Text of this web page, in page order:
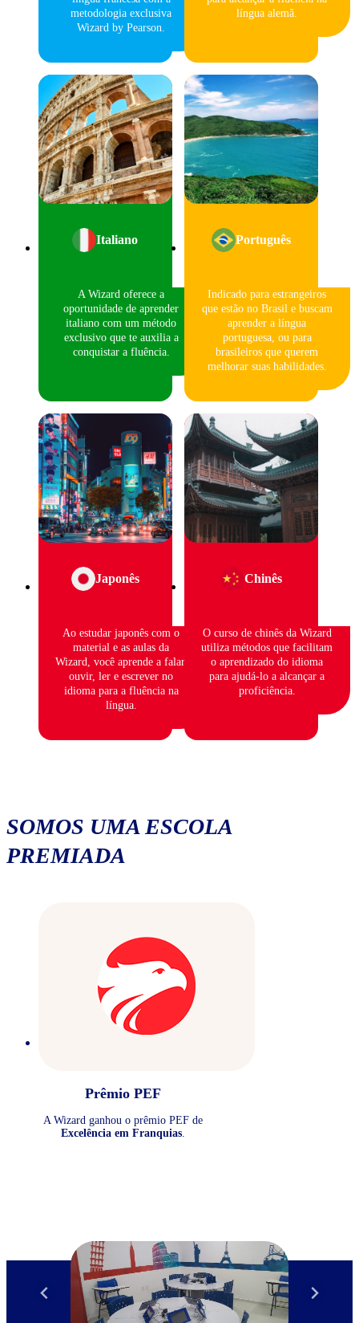
metodologia exclusiva
Wizard by Pearson.
língua alemã.
Italiano
A Wizard oferece a
oportunidade de aprender
italiano com um método
exclusivo que te auxilia a
conquistar a fluência.
Português
Indicado para estrangeiros
que estão no Brasil e buscam
aprender a língua
portuguesa, ou para
brasileiros que querem
melhorar suas habilidades.
Japonês
Ao estudar japonês com o
material e as aulas da
Wizard, você aprende a falar,
ouvir, ler e escrever no
idioma para a fluência na
língua.
Chinês
O curso de chinês da Wizard
utiliza métodos que facilitam
o aprendizado do idioma
para ajudá-lo a alcançar a
proficiência.
SOMOS UMA ESCOLA
PREMIADA
Prêmio PEF
A Wizard ganhou o prêmio PEF de
Excelência em Franquias.